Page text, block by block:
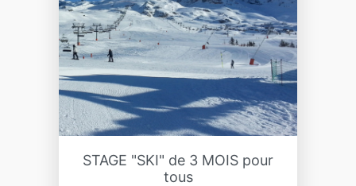
STAGE "SKI" de 3 MOIS pour
tous